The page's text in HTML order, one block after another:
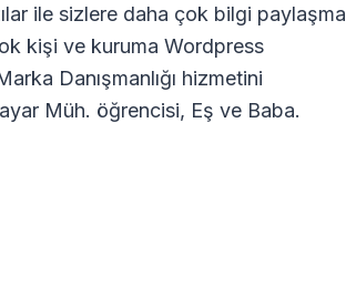
ile sizlere daha çok bilgi paylaşma
kişi ve kuruma Wordpress
Danışmanlığı hizmetini
Müh. öğrencisi, Eş ve Baba.